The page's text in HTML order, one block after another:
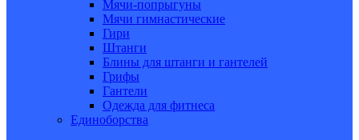
Мячи-попрыгуны
Мячи гимнастические
Гири
Штанги
Блины для штанги и гантелей
Грифы
Гантели
Одежда для фитнеса
Единоборства